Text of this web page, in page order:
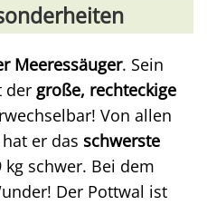
Meeressäuger. Sein
der große, rechteckige
Von allen
er das schwerste
schwer. Bei dem
Der Pottwal ist